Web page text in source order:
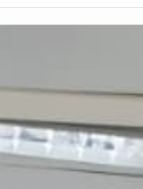
de transformação da vida